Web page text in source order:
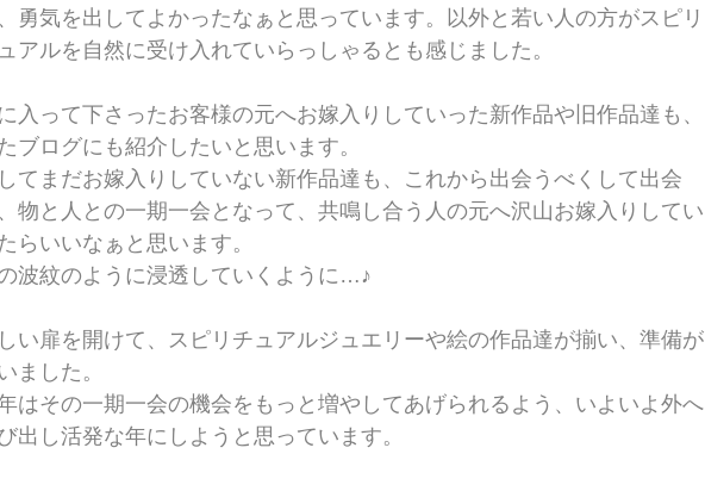
勇気を出してよかったなぁと思っています。以外と若い人の方がスピリ
アルを自然に受け入れていらっしゃるとも感じました。
入って下さったお客様の元へお嫁入りしていった新作品や旧作品達も、
ブログにも紹介したいと思います。
てまだお嫁入りしていない新作品達も、これから出会うべくして出会
物と人との一期一会となって、共鳴し合う人の元へ沢山お嫁入りしてい
らいいなぁと思います。
波紋のように浸透していくように…♪
い扉を開けて、スピリチュアルジュエリーや絵の作品達が揃い、準備が
ました。
はその一期一会の機会をもっと増やしてあげられるよう、いよいよ外へ
出し活発な年にしようと思っています。